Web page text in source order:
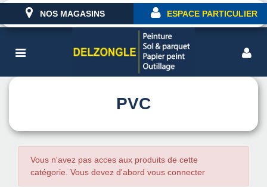
NOS MAGASINS ESPACE PARTICULIER
PVC
Vous n'avez pas acces aux produits de cette
catégorie. Vous devez d'abord vous connecter